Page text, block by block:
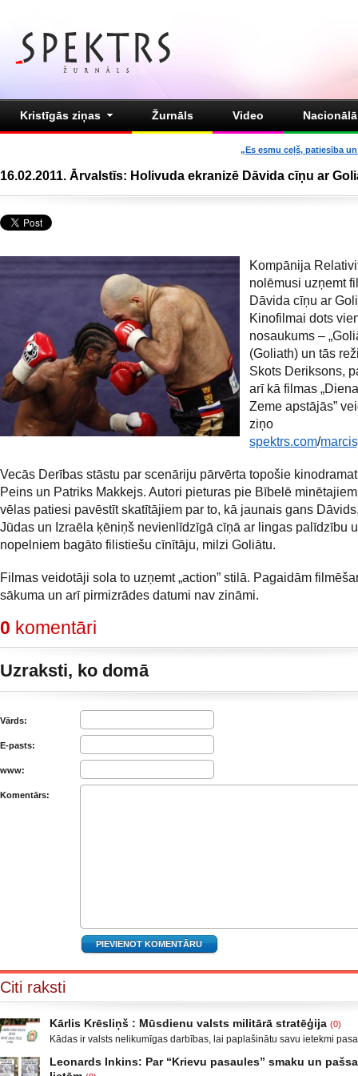
Kristīgās ziņas Žurnāls Video
„Es esmu ceļš, patiesība
16.02.2011. Ārvalstīs: Holivuda ekranizē Dāvida cīņu ar
Kompānija
nolēmusi uzņemt
Dāvida cīņu ar
Kinofilmai dots
nosaukums –
(Goliath) un tās
Skots Deriksons,
arī kā filmas
Zeme apstājās”
ziņo
spektrs.com/
Vecās Derības stāstu par scenāriju pārvērta topošie
Peins un Patriks Makkejs. Autori pieturas pie Bībelē
vēlas patiesi pavēstīt skatītājiem par to, kā jaunais gans
Jūdas un Izraēla ķēniņš nevienlīdzīgā cīņā ar lingas palīdzību
nopelniem bagāto filistiešu cīnītāju, milzi Goliātu.
Filmas veidotāji sola to uzņemt „action” stilā. Pagaidām
sākuma un arī pirmizrādes datumi nav zināmi.
0 komentāri
Uzraksti, ko domā
Vārds:
E-pasts:
www:
Komentārs:
Citi raksti
Kārlis Krēsliņš : Mūsdienu valsts militārā stratēģija (0)
Kādas ir valsts nelikumīgas darbības, lai paplašinātu savu ietekmi
Krievijas un ar to aizstāvēšanu pamatots iebrukums Gruzijā. Ukrainā
Leonards Inkins: Par “Krievu pasaules” smaku un